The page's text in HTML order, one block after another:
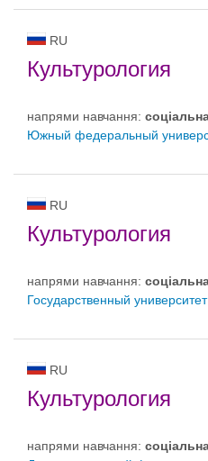
RU
Культурология
напрями навчання:
Южный федеральный
RU
Культурология
напрями навчання:
Государственный
RU
Культурология
напрями навчання: